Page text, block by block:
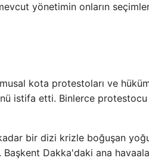
yönetimin onların
kota protestoları ve
istifa etti. Binlerce
bir dizi krizle boğuşan
Dakka'daki ana